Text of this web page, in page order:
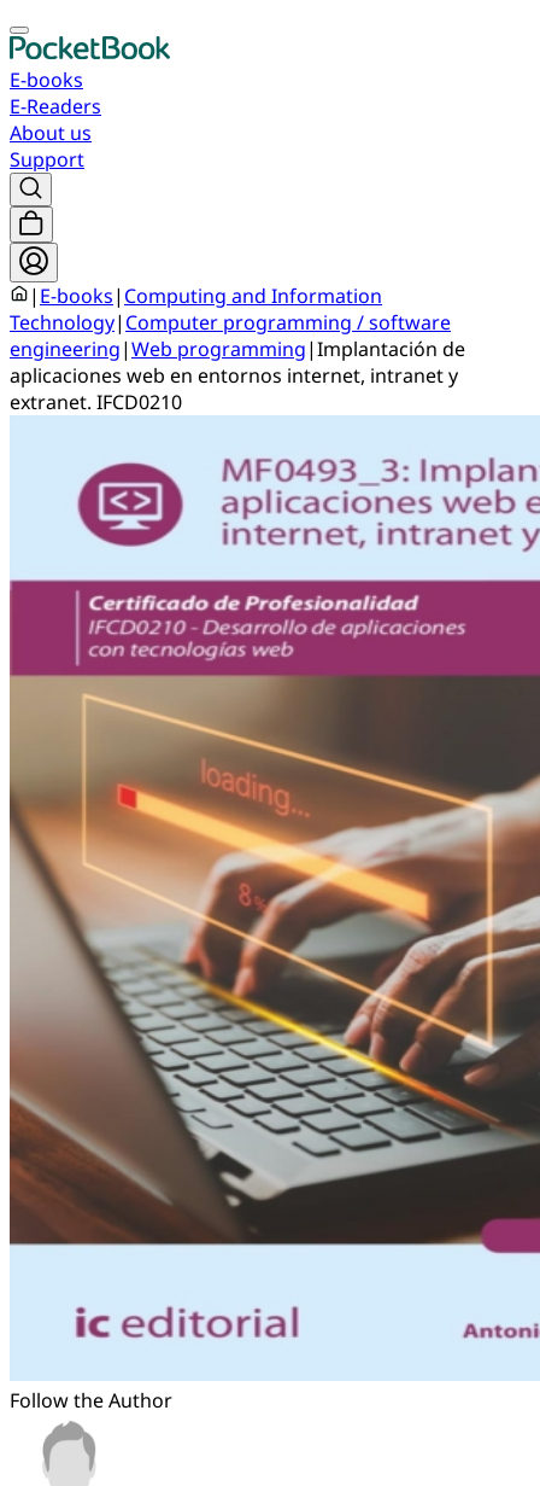
E-books
E-Readers
About us
Support
| E-books| Computing and Information
Technology| Computer programming / software
engineering|Web programming|Implantación de
aplicaciones web en entornos internet, intranet y
extranet. IFCD0210
Follow the Author